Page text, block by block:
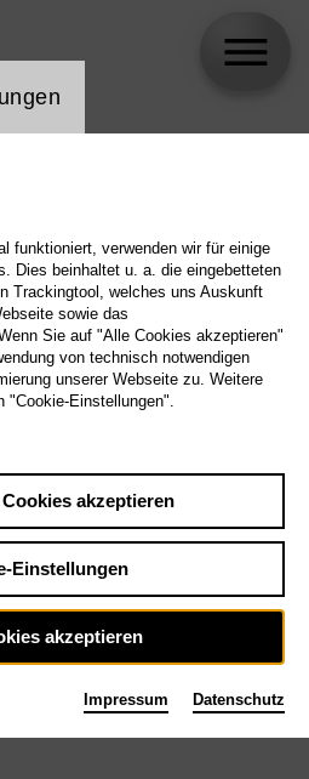
funktioniert, verwenden wir für einige
Dies beinhaltet u. a. die eingebetteten
Trackingtool, welches uns Auskunft
sowie das
Sie auf "Alle Cookies akzeptieren"
von technisch notwendigen
unserer Webseite zu. Weitere
"Cookie-Einstellungen".
akzeptieren
Einstellungen
akzeptieren
Impressum Datenschutz